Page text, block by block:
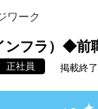
ワーク
ンフラ）◆前
正社員 掲載終